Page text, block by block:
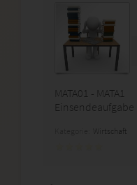
MATA01 - MATA1
Einsendeaufgabe
Wirtschaft